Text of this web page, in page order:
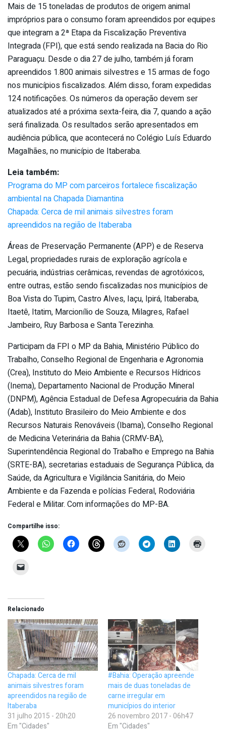
Mais de 15 toneladas de produtos de origem animal
impróprios para o consumo foram apreendidos por equipes
que integram a 2ª Etapa da Fiscalização Preventiva
Integrada (FPI), que está sendo realizada na Bacia do Rio
Paraguaçu. Desde o dia 27 de julho, também já foram
apreendidos 1.800 animais silvestres e 15 armas de fogo
nos municípios fiscalizados. Além disso, foram expedidas
124 notificações. Os números da operação devem ser
atualizados até a próxima sexta-feira, dia 7, quando a ação
será finalizada. Os resultados serão apresentados em
audiência pública, que acontecerá no Colégio Luís Eduardo
Magalhães, no município de Itaberaba.
Leia também:
Programa do MP com parceiros fortalece fiscalização
ambiental na Chapada Diamantina
Chapada: Cerca de mil animais silvestres foram
apreendidos na região de Itaberaba
Áreas de Preservação Permanente (APP) e de Reserva
Legal, propriedades rurais de exploração agrícola e
pecuária, indústrias cerâmicas, revendas de agrotóxicos,
entre outras, estão sendo fiscalizadas nos municípios de
Boa Vista do Tupim, Castro Alves, Iaçu, Ipirá, Itaberaba,
Itaetê, Itatim, Marcionílio de Souza, Milagres, Rafael
Jambeiro, Ruy Barbosa e Santa Terezinha.
Participam da FPI o MP da Bahia, Ministério Público do
Trabalho, Conselho Regional de Engenharia e Agronomia
(Crea), Instituto do Meio Ambiente e Recursos Hídricos
(Inema), Departamento Nacional de Produção Mineral
(DNPM), Agência Estadual de Defesa Agropecuária da Bahia
(Adab), Instituto Brasileiro do Meio Ambiente e dos
Recursos Naturais Renováveis (Ibama), Conselho Regional
de Medicina Veterinária da Bahia (CRMV-BA),
Superintendência Regional do Trabalho e Emprego na Bahia
(SRTE-BA), secretarias estaduais de Segurança Pública, da
Saúde, da Agricultura e Vigilância Sanitária, do Meio
Ambiente e da Fazenda e polícias Federal, Rodoviária
Federal e Militar. Com informações do MP-BA.
Compartilhe isso:
Relacionado
Chapada: Cerca de mil
animais silvestres foram
apreendidos na região de
Itaberaba
31 julho 2015 - 20h20
Em "Cidades"
#Bahia: Operação apreende
mais de duas toneladas de
carne irregular em
municípios do interior
26 novembro 2017 - 06h47
Em "Cidades"